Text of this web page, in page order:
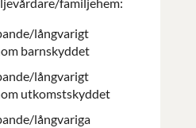
långvarigt
barnskyddet
långvarigt
utkomstskyddet
långvariga